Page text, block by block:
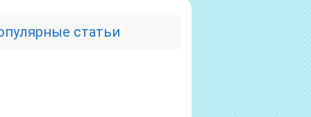
статьи